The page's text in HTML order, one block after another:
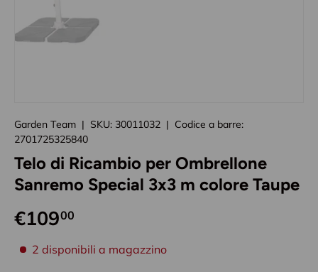
Garden Team | SKU: 30011032 | Codice a barre:
2701725325840
Telo di Ricambio per Ombrellone
Sanremo Special 3x3 m colore Taupe
€10900
disponibilità prodotto
2 disponibili a magazzino